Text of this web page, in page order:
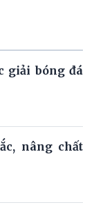
giải bóng đá
nâng chất